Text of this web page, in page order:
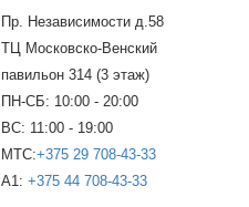
Пр. Независимости д.58
ТЦ Московско-Венский
павильон 314 (3 этаж)
ПН-СБ: 10:00 - 20:00
ВС: 11:00 - 19:00
МТС:+375 29 708-43-33
A1: +375 44 708-43-33